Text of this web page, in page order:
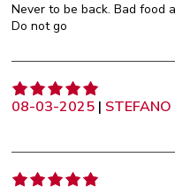
Never to be back. Bad food
Do not go
08-03-2025 | STEFANO